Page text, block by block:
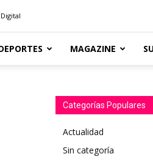
MAGAZINE
Categorías Populares
Actualidad
Sin categoría